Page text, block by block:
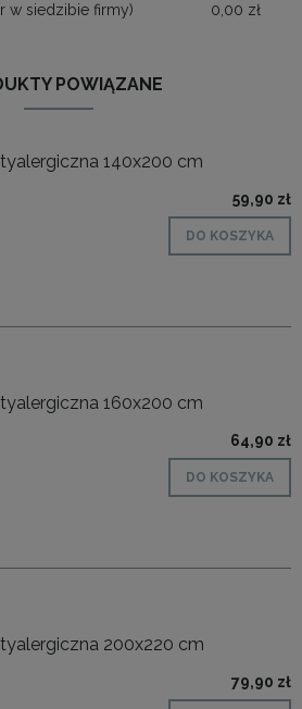
w siedzibie firmy) 0,00 zł
POWIĄZANE
140x200 cm
59,90 zł
DO KOSZYKA
160x200 cm
64,90 zł
DO KOSZYKA
200x220 cm
79,90 zł